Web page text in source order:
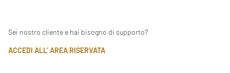
Sei nostro cliente e hai bisogno di supporto?
ACCEDI ALL’ AREA RISERVATA